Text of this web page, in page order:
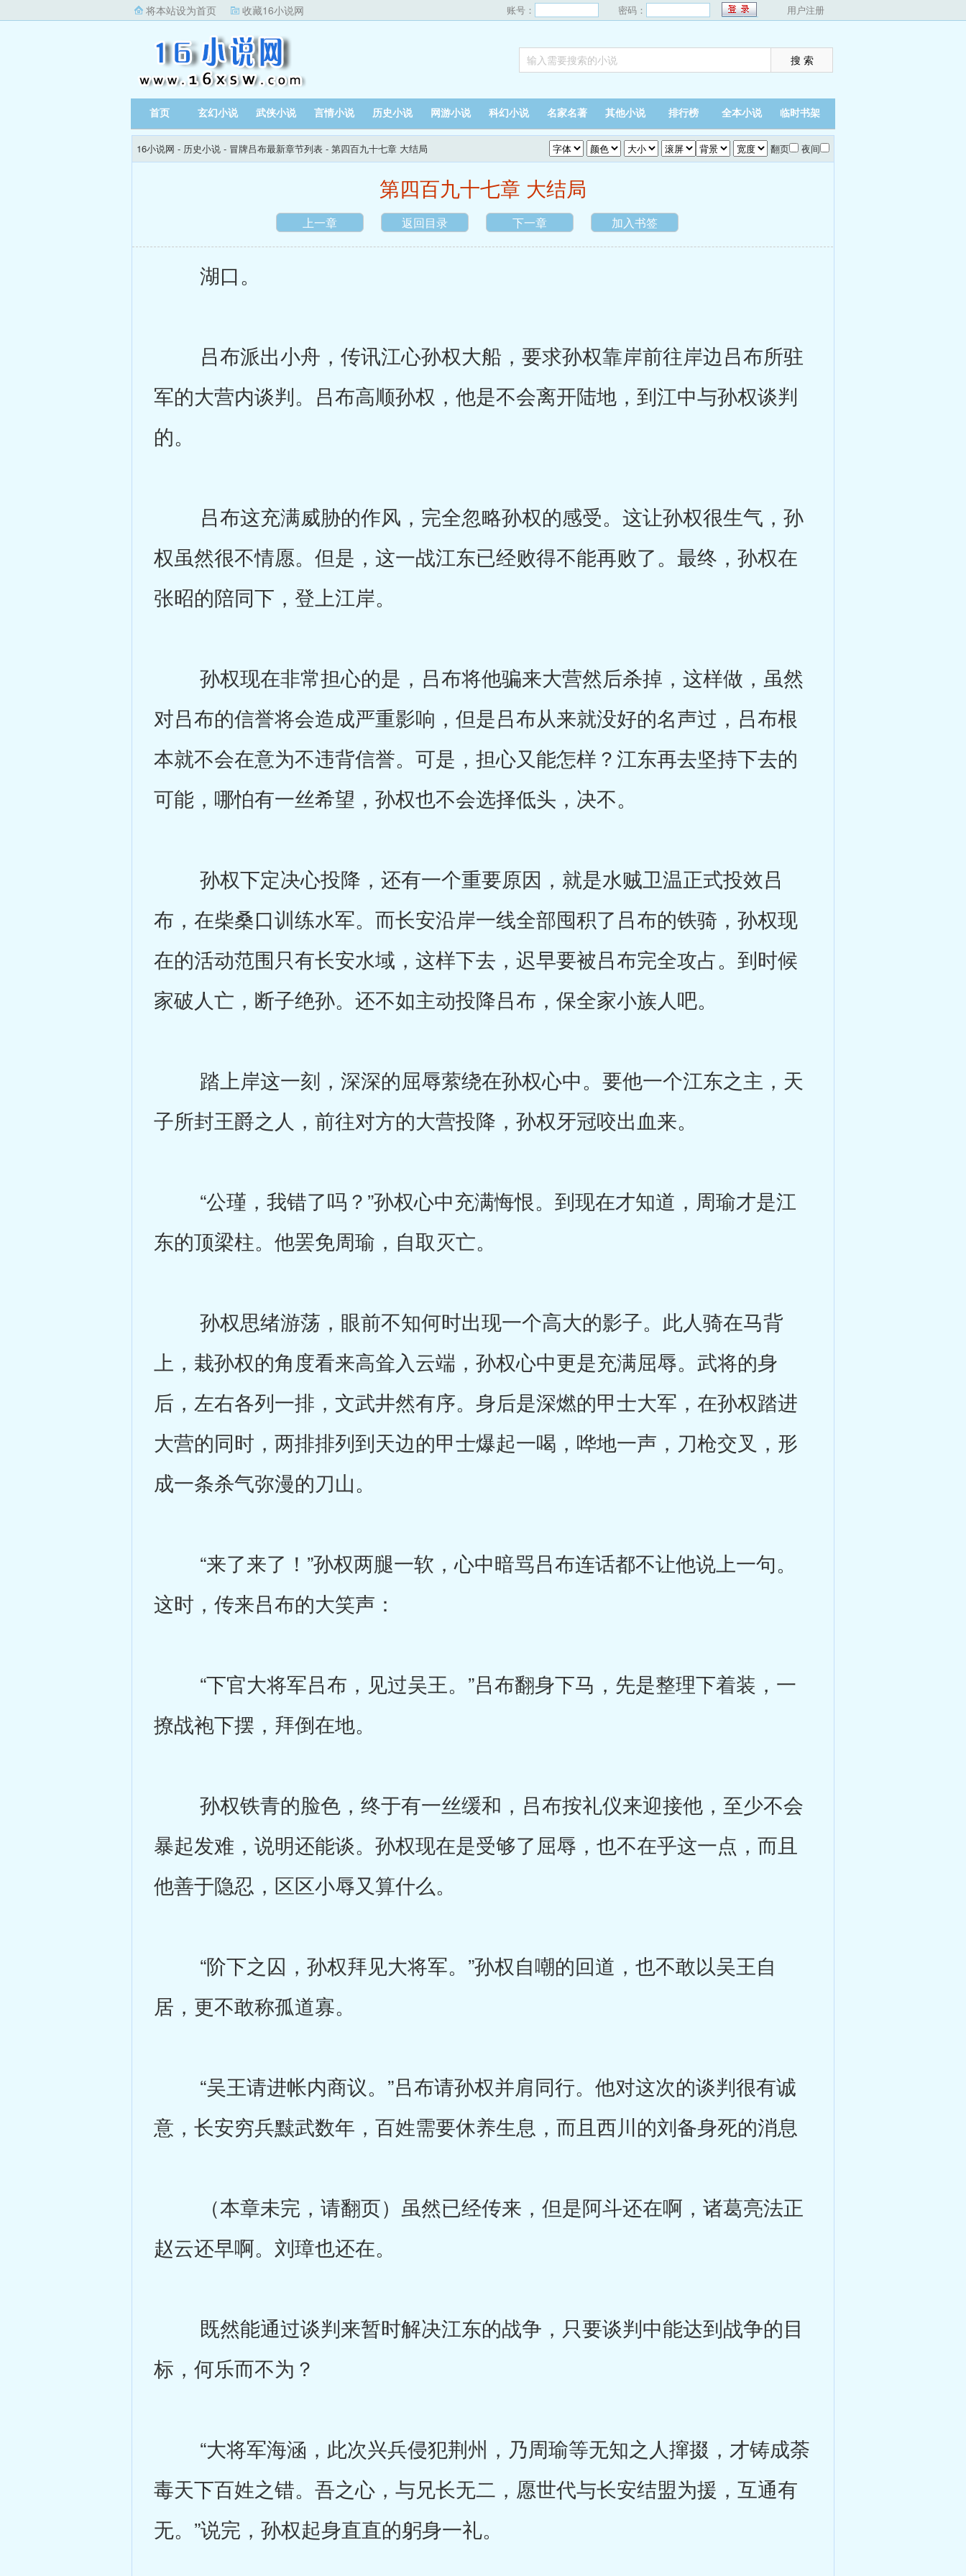
将本站设为首页 收藏16小说网 账号： 密码： 用户注册
首页 玄幻小说 武侠小说 言情小说 历史小说 网游小说 科幻小说 名家名著 其他小说 排行榜 全本小说 临时书架
16小说网 - 历史小说 - 冒牌吕布最新章节列表 - 第四百九十七章 大结局 翻页 夜间
第四百九十七章 大结局
上一章 返回目录 下一章 加入书签
湖口。
吕布派出小舟，传讯江心孙权大船，要求孙权靠岸前往岸边吕布所驻
军的大营内谈判。吕布高顺孙权，他是不会离开陆地，到江中与孙权谈判
的。
吕布这充满威胁的作风，完全忽略孙权的感受。这让孙权很生气，孙
权虽然很不情愿。但是，这一战江东已经败得不能再败了。最终，孙权在
张昭的陪同下，登上江岸。
孙权现在非常担心的是，吕布将他骗来大营然后杀掉，这样做，虽然
对吕布的信誉将会造成严重影响，但是吕布从来就没好的名声过，吕布根
本就不会在意为不违背信誉。可是，担心又能怎样？江东再去坚持下去的
可能，哪怕有一丝希望，孙权也不会选择低头，决不。
孙权下定决心投降，还有一个重要原因，就是水贼卫温正式投效吕
布，在柴桑口训练水军。而长安沿岸一线全部囤积了吕布的铁骑，孙权现
在的活动范围只有长安水域，这样下去，迟早要被吕布完全攻占。到时候
家破人亡，断子绝孙。还不如主动投降吕布，保全家小族人吧。
踏上岸这一刻，深深的屈辱萦绕在孙权心中。要他一个江东之主，天
子所封王爵之人，前往对方的大营投降，孙权牙冠咬出血来。
“公瑾，我错了吗？”孙权心中充满悔恨。到现在才知道，周瑜才是江
东的顶梁柱。他罢免周瑜，自取灭亡。
孙权思绪游荡，眼前不知何时出现一个高大的影子。此人骑在马背
上，栽孙权的角度看来高耸入云端，孙权心中更是充满屈辱。武将的身
后，左右各列一排，文武井然有序。身后是深燃的甲士大军，在孙权踏进
大营的同时，两排排列到天边的甲士爆起一喝，哗地一声，刀枪交叉，形
成一条杀气弥漫的刀山。
“来了来了！”孙权两腿一软，心中暗骂吕布连话都不让他说上一句。
这时，传来吕布的大笑声：
“下官大将军吕布，见过吴王。”吕布翻身下马，先是整理下着装，一
撩战袍下摆，拜倒在地。
孙权铁青的脸色，终于有一丝缓和，吕布按礼仪来迎接他，至少不会
暴起发难，说明还能谈。孙权现在是受够了屈辱，也不在乎这一点，而且
他善于隐忍，区区小辱又算什么。
“阶下之囚，孙权拜见大将军。”孙权自嘲的回道，也不敢以吴王自
居，更不敢称孤道寡。
“吴王请进帐内商议。”吕布请孙权并肩同行。他对这次的谈判很有诚
意，长安穷兵黩武数年，百姓需要休养生息，而且西川的刘备身死的消息
（本章未完，请翻页）虽然已经传来，但是阿斗还在啊，诸葛亮法正
赵云还早啊。刘璋也还在。
既然能通过谈判来暂时解决江东的战争，只要谈判中能达到战争的目
标，何乐而不为？
“大将军海涵，此次兴兵侵犯荆州，乃周瑜等无知之人撺掇，才铸成荼
毒天下百姓之错。吾之心，与兄长无二，愿世代与长安结盟为援，互通有
无。”说完，孙权起身直直的躬身一礼。